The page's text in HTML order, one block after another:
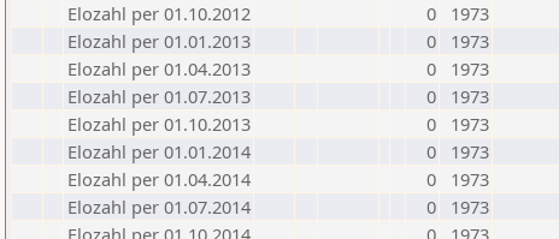
Elozahl per 01.10.2012
0
1973
Elozahl per 01.01.2013
0
1973
Elozahl per 01.04.2013
0
1973
Elozahl per 01.07.2013
0
1973
Elozahl per 01.10.2013
0
1973
Elozahl per 01.01.2014
0
1973
Elozahl per 01.04.2014
0
1973
Elozahl per 01.07.2014
0
1973
Elozahl per 01.10.2014
0
1973